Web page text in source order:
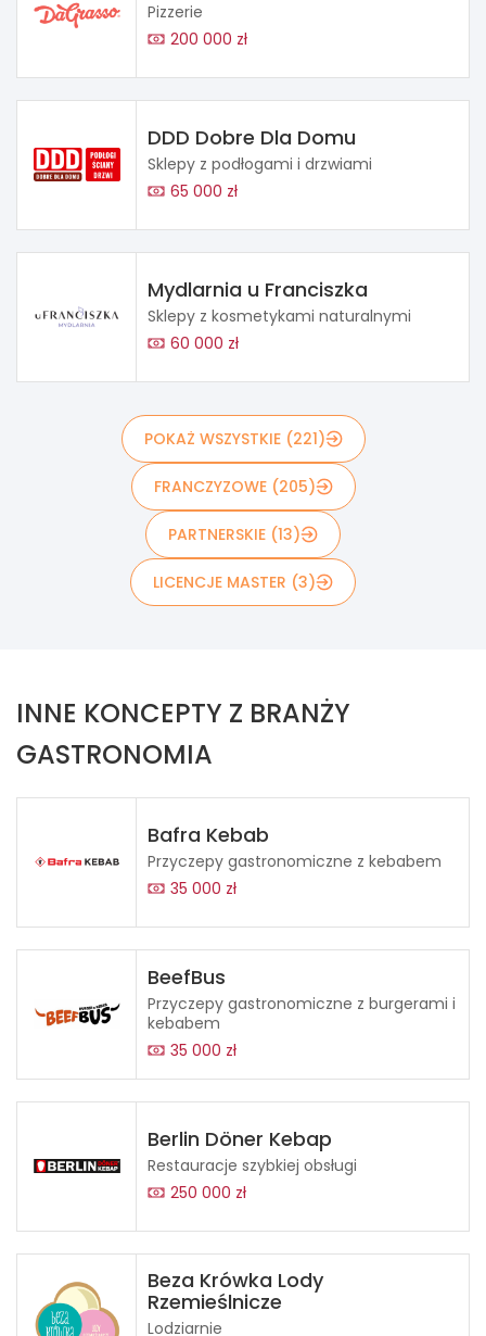
Pizzerie
200 000 zł
DDD Dobre Dla Domu
Sklepy z podłogami i drzwiami
65 000 zł
Mydlarnia u Franciszka
Sklepy z kosmetykami naturalnymi
60 000 zł
POKAŻ WSZYSTKIE (221)
FRANCZYZOWE (205)
PARTNERSKIE (13)
LICENCJE MASTER (3)
INNE KONCEPTY Z BRANŻY
GASTRONOMIA
Bafra Kebab
Przyczepy gastronomiczne z kebabem
35 000 zł
BeefBus
Przyczepy gastronomiczne z burgerami i
kebabem
35 000 zł
Berlin Döner Kebap
Restauracje szybkiej obsługi
250 000 zł
Beza Krówka Lody
Rzemieślnicze
Lodziarnie